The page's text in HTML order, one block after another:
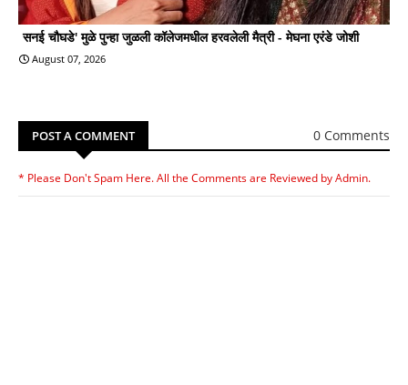
सनई चौघडे' मुळे पुन्हा जुळली कॉलेजमधील हरवलेली मैत्री - मेघना एरंडे जोशी
August 07, 2026
POST A COMMENT 0 Comments
* Please Don't Spam Here. All the Comments are Reviewed by Admin.